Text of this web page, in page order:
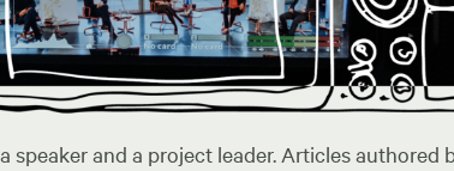
speaker and a project leader. Articles authored